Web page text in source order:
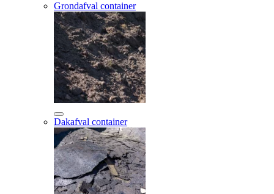
Grondafval container
Dakafval container